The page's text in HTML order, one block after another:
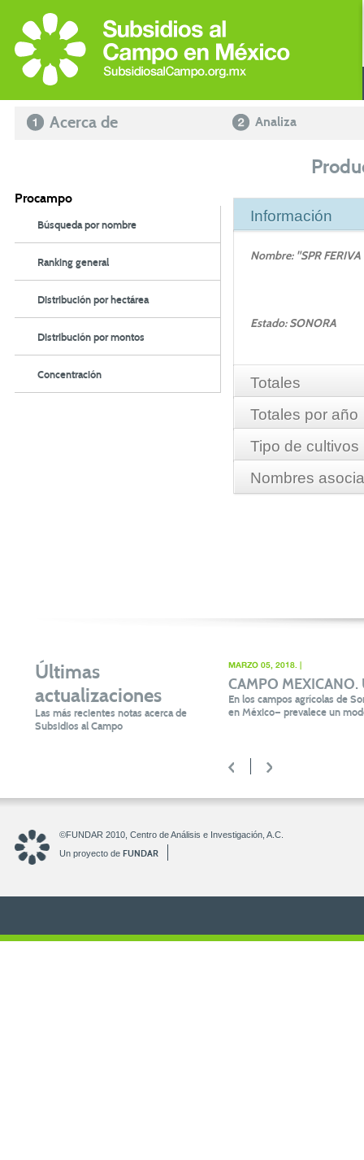
Acerca de Analiza
Procampo
Búsqueda por nombre
Ranking general
Distribución por hectárea
Distribución por montos
Concentración
Información
Nombre: "SPR FERIVA
Estado: SONORA
Totales
Hectareas: 7,313.21
Monto:$7,042,623.31
Totales por año
Año
2011
2013
Tipo de cultivos
Nombres
Últimas
actualizaciones
Las más recientes notas acerca de
Subsidios al Campo
MARZO 05, 2018. |
CAMPO
En los campos agrícolas de
en México— prevalece un
< >
©FUNDAR 2010, Centro de Análisis e Investigación, A.C.
Un proyecto de FUNDAR